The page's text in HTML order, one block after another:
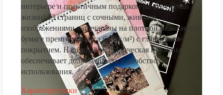
интерьере и практичным подарком на все случаи
жизни! 13 страниц с сочными, живыми
изображениями напечатаны на плотной мелованной
бумаге премиум-класса (250 г/м²) с глянцевым
покрытием. Надёжная металлическая пружина
обеспечивает долговечность и удобство
использования.
Характеристики